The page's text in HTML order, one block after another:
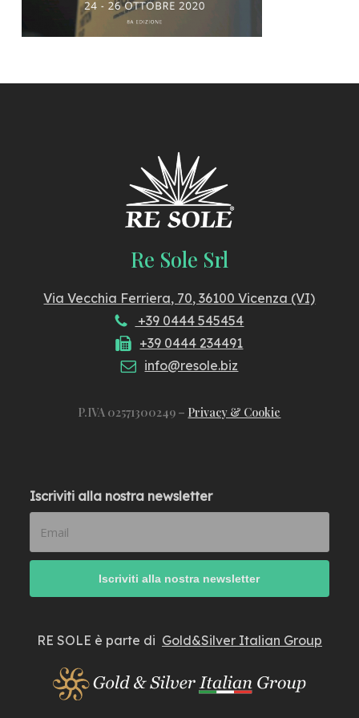
Re Sole Srl
Via Vecchia Ferriera, 70, 36100 Vicenza (VI)
+39 0444 545454
+39 0444 234491
info@resole.biz
P.IVA 02571300249 – Privacy & Cookie
Iscriviti alla nostra newsletter
RE SOLE è parte di Gold&Silver Italian Group